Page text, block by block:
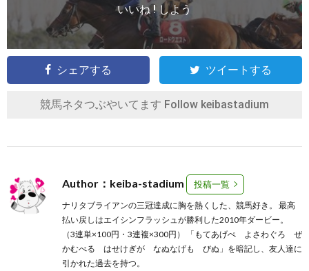
いいね ! しよう
シェアする ツイートする
競馬ネタつぶやいてます Follow keibastadium
Author：keiba-stadium 投稿一覧
ナリタブライアンの三冠達成に胸を熱くした、競馬好き。 最高
払い戻しはエイシンフラッシュが勝利した2010年ダービー。
（3連単×100円・3連複×300円） 「もてあげぺ よさわぐろ ぜ
かむべる はせけぎが なぬなげも びぬ」を暗記し、友人達に
引かれた過去を持つ。